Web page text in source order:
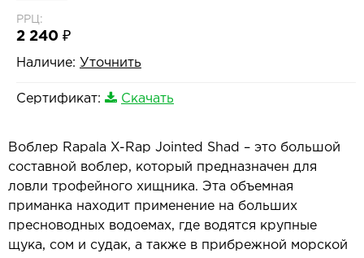
РРЦ:
2 240 ₽
Наличие: Уточнить
Сертификат: Скачать
Воблер Rapala X-Rap Jointed Shad – это большой
составной воблер, который предназначен для
ловли трофейного хищника. Эта объемная
приманка находит применение на больших
пресноводных водоемах, где водятся крупные
щука, сом и судак, а также в прибрежной морской